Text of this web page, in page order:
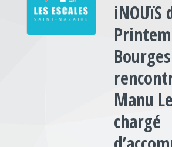
iNOUïS
Manu
chargé